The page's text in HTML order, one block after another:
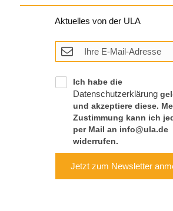
Jetzt zum Newsletter
Aktuelles von der ULA
Ich habe die
Datenschutzerklärung
und akzeptiere diese.
Zustimmung kann ich
per Mail an info@ula.de
widerrufen.